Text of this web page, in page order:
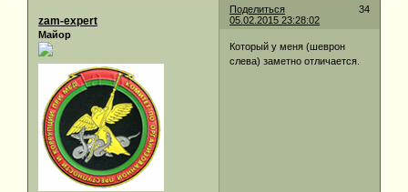
Поделиться
34
05.02.2015 23:28:02
zam-expert
Майор
Который у меня (шеврон
слева) заметно отличается.